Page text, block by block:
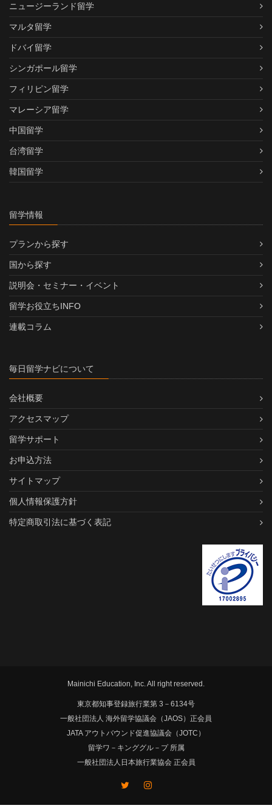
ニュージーランド留学
マルタ留学
ドバイ留学
シンガポール留学
フィリピン留学
マレーシア留学
中国留学
台湾留学
韓国留学
留学情報
プランから探す
国から探す
説明会・セミナー・イベント
留学お役立ちINFO
連載コラム
毎日留学ナビについて
会社概要
アクセスマップ
留学サポート
お申込方法
サイトマップ
個人情報保護方針
特定商取引法に基づく表記
Mainichi Education, Inc. All right reserved.
東京都知事登録旅行業第 3－6134号
一般社団法人 海外留学協議会（JAOS）正会員
JATA アウトバウンド促進協議会（JOTC）
留学ワ－キンググル－プ 所属
一般社団法人日本旅行業協会 正会員